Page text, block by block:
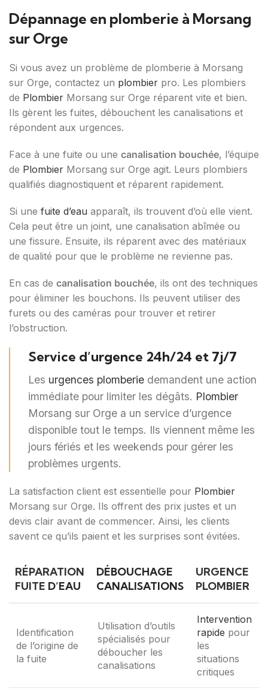
Dépannage en plomberie à Morsang
sur Orge
Si vous avez un problème de plomberie à Morsang
sur Orge, contactez un plombier pro. Les plombiers
de Plombier Morsang sur Orge réparent vite et bien.
Ils gèrent les fuites, débouchent les canalisations et
répondent aux urgences.
Face à une fuite ou une canalisation bouchée, l’équipe
de Plombier Morsang sur Orge agit. Leurs plombiers
qualifiés diagnostiquent et réparent rapidement.
Si une fuite d’eau apparaît, ils trouvent d’où elle vient.
Cela peut être un joint, une canalisation abîmée ou
une fissure. Ensuite, ils réparent avec des matériaux
de qualité pour que le problème ne revienne pas.
En cas de canalisation bouchée, ils ont des techniques
pour éliminer les bouchons. Ils peuvent utiliser des
furets ou des caméras pour trouver et retirer
l’obstruction.
Service d’urgence 24h/24 et 7j/7
Les urgences plomberie demandent une action
immédiate pour limiter les dégâts. Plombier
Morsang sur Orge a un service d’urgence
disponible tout le temps. Ils viennent même les
jours fériés et les weekends pour gérer les
problèmes urgents.
La satisfaction client est essentielle pour Plombier
Morsang sur Orge. Ils offrent des prix justes et un
devis clair avant de commencer. Ainsi, les clients
savent ce qu’ils paient et les surprises sont évitées.
RÉPARATION
FUITE D’EAU
DÉBOUCHAGE
CANALISATIONS
URGENCE
PLOMBIER
Identification
de l’origine de
la fuite
Utilisation d’outils
spécialisés pour
déboucher les
canalisations
Intervention
rapide pour
les
situations
critiques